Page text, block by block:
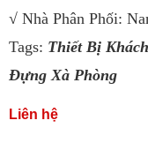
√ Nhà Phân Phối:
Tags: Thiết Bị
Đựng Xà Phòng
Liên hệ